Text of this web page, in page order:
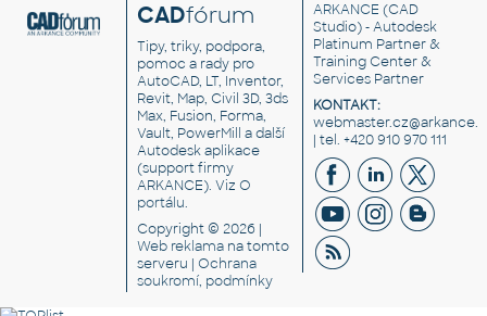
CADfórum
Tipy, triky, podpora,
pomoc a rady pro
AutoCAD, LT, Inventor,
Revit, Map, Civil 3D, 3ds
Max, Fusion, Forma,
Vault, PowerMill a další
Autodesk aplikace
(support firmy
ARKANCE). VizO
portálu.
Copyright © 2026 |
Web reklama na tomto
serveru |Ochrana
soukromí, podmínky
ARKANCE (CAD
Studio) - Autodesk
Platinum Partner &
Training Center &
Services Partner
KONTAKT:
| tel. +420 910 970 111